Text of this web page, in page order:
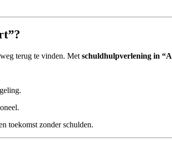
terug te vinden. Met schuldhulpverlening in
toekomst zonder schulden.